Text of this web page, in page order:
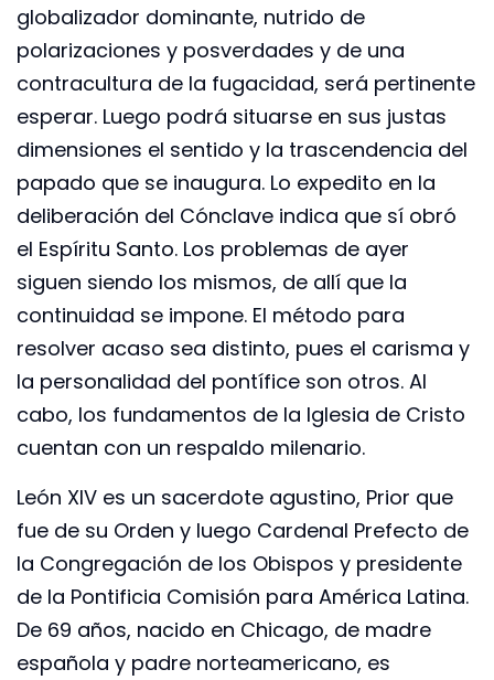
globalizador dominante, nutrido de
polarizaciones y posverdades y de una
contracultura de la fugacidad, será pertinente
esperar. Luego podrá situarse en sus justas
dimensiones el sentido y la trascendencia del
papado que se inaugura. Lo expedito en la
deliberación del Cónclave indica que sí obró
el Espíritu Santo. Los problemas de ayer
siguen siendo los mismos, de allí que la
continuidad se impone. El método para
resolver acaso sea distinto, pues el carisma y
la personalidad del pontífice son otros. Al
cabo, los fundamentos de la Iglesia de Cristo
cuentan con un respaldo milenario.
León XIV es un sacerdote agustino, Prior que
fue de su Orden y luego Cardenal Prefecto de
la Congregación de los Obispos y presidente
de la Pontificia Comisión para América Latina.
De 69 años, nacido en Chicago, de madre
española y padre norteamericano, es